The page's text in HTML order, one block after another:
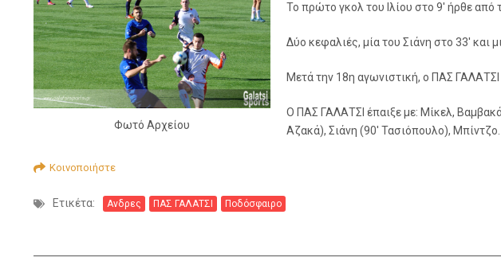
Φωτό Αρχείου
Το πρώτο γκολ του Ιλίου στο 9′ ήρθε από
Δύο κεφαλιές, μία του Σιάνη στο 33′ και
Μετά την 18η αγωνιστική, ο ΠΑΣ
Ο ΠΑΣ ΓΑΛΑΤΣΙ έπαιξε με: Μίκελ,
Αζακά), Σιάνη (90′ Τασιόπουλο), Μπίντζο.
Κοινοποιήστε
Ετικέτα: Ανδρες ΠΑΣ ΓΑΛΑΤΣΙ Ποδόσφαιρο